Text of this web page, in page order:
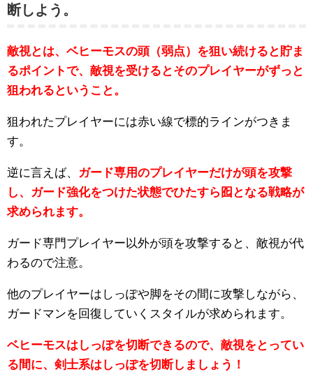
断しよう。
敵視とは、ベヒーモスの頭（弱点）を狙い続けると貯ま
るポイントで、敵視を受けるとそのプレイヤーがずっと
狙われるということ。
狙われたプレイヤーには赤い線で標的ラインがつきま
す。
逆に言えば、
ガード専用のプレイヤーだけが頭を攻撃
し、ガード強化をつけた状態でひたすら囮となる戦略が
求められます。
ガード専門プレイヤー以外が頭を攻撃すると、敵視が代
わるので注意。
他のプレイヤーはしっぽや脚をその間に攻撃しながら、
ガードマンを回復していくスタイルが求められます。
ベヒーモスはしっぽを切断できるので、敵視をとってい
る間に、剣士系はしっぽを切断しましょう！